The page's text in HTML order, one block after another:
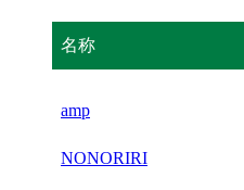
名称
amp
NONORIRI